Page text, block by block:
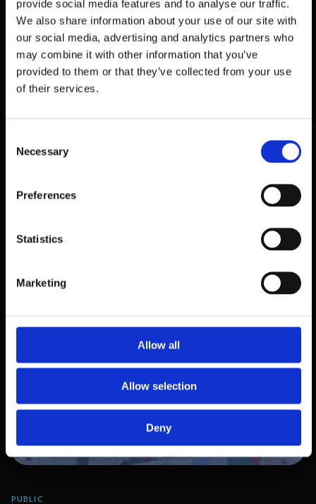
provide social media features and to analyse our traffic.
We also share information about your use of our site with
our social media, advertising and analytics partners who
may combine it with other information that you’ve
provided to them or that they’ve collected from your use
of their services.
Necessary
Preferences
Statistics
Marketing
Allow all
Allow selection
Deny
PUBLIC
KAPAZITÄTSMESSUNG EIN — 21
FILIALEN LIVE
PUBLIC